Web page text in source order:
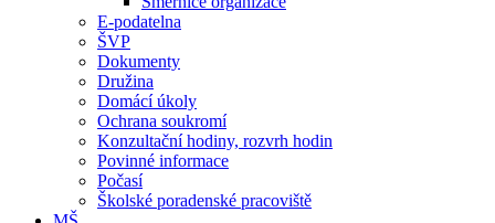
E-podatelna
ŠVP
Dokumenty
Družina
Domácí úkoly
Ochrana soukromí
Konzultační hodiny, rozvrh hodin
Povinné informace
Počasí
Školské poradenské pracoviště